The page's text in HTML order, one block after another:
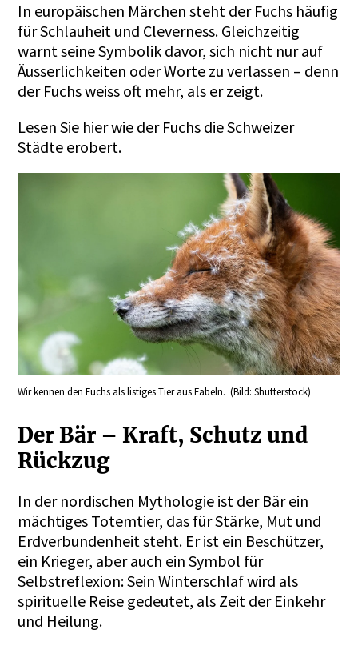
In europäischen Märchen steht der Fuchs häufig
für Schlauheit und Cleverness. Gleichzeitig
warnt seine Symbolik davor, sich nicht nur auf
Äusserlichkeiten oder Worte zu verlassen – denn
der Fuchs weiss oft mehr, als er zeigt.
Lesen Sie hierwie der Fuchs die Schweizer
Städte erobert.
Wir kennen den Fuchs als listiges Tier aus Fabeln. (Bild: Shutterstock)
Der Bär – Kraft, Schutz und
Rückzug
In der nordischen Mythologie ist der Bär ein
mächtiges Totemtier, das für Stärke, Mut und
Erdverbundenheit steht. Er ist ein Beschützer,
ein Krieger, aber auch ein Symbol für
Selbstreflexion: Sein Winterschlaf wird als
spirituelle Reise gedeutet, als Zeit der Einkehr
und Heilung.